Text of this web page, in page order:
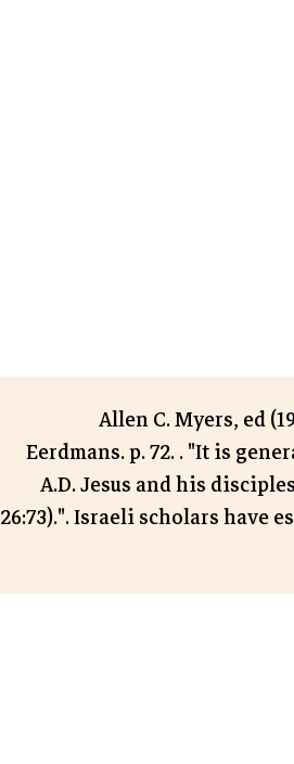
Allen C. Myers, ed
Eerdmans. p. 72. . "It is
A.D. Jesus and his
26:73).". Israeli scholars have